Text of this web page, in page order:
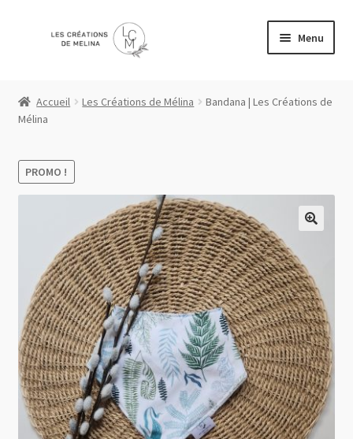
Menu
Boutique
Liste de souhaits
Politique de confidentialité
Validation de la commande
Accueil Les Créations de Mélina
Bandana | Les Créations de
Mélina
PROMO !